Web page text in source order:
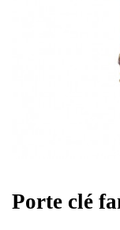
Porte clé